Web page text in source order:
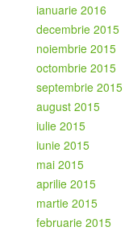
ianuarie 2016
decembrie 2015
noiembrie 2015
octombrie 2015
septembrie 2015
august 2015
iulie 2015
iunie 2015
mai 2015
aprilie 2015
martie 2015
februarie 2015